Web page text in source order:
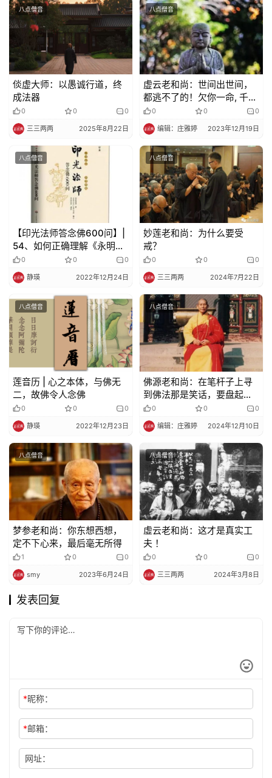
巡
礼
视
频
纪
录
佛
政
策
法
规
免
责
声
明
八点僧音
倓虚大师：以愚诚行道，终
成法器
0 0 0
三三两两 2025年8月22日
八点僧音
虚云老和尚：世间出世间，
都逃不了的！欠你一命, 千里
来还……
0 0 0
编辑：庄雅婷 2023年12月19日
八点僧音
【印光法师答念佛600问】|
54、如何正确理解《永明四
料简》的含义？
0 0 0
静瑛 2022年12月24日
八点僧音
妙莲老和尚：为什么要受
戒？
0 0 0
三三两两 2024年7月22日
八点僧音
莲音历 | 心之本体，与佛无
二，故佛令人念佛
0 0 0
静瑛 2022年12月23日
八点僧音
佛源老和尚：在笔杆子上寻
到佛法那是笑话，要盘起腿
在心地上用功参！
0 0 0
编辑：庄雅婷 2024年12月10日
八点僧音
梦参老和尚：你东想西想，
定不下心来，最后毫无所得
1 0 0
smy 2023年6月24日
八点僧音
虛云老和尚：这才是真实工
夫 ！
0 0 0
三三两两 2024年3月8日
发表回复
*昵称：
*邮箱：
网址：